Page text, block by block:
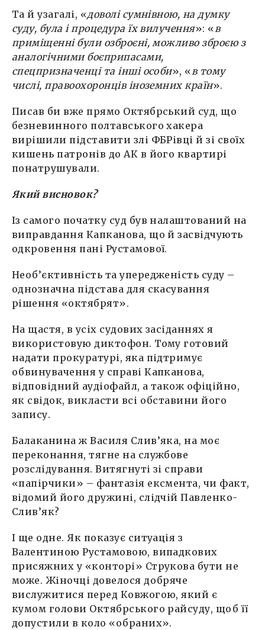
Та й узагалі, «доволі сумнівною, на думку
суду, була і процедура їх вилучення»: « в
приміщенні були озброєні, можливо зброєю з
аналогічними боєприпасами,
спецпризначенці та інші особи», « в тому
числі, правоохоронців іноземних країн».
Писав би вже прямо Октябрський суд, що
безневинного полтавського хакера
вирішили підставити злі ФБРівці й зі своїх
кишень патронів до АК в його квартирі
понатрушували.
Який висновок?
Із самого початку суд був налаштований на
виправдання Капканова, що й засвідчують
одкровення пані Рустамової.
Необ’єктивність та упередженість суду –
однозначна підстава для скасування
рішення «октябрят».
На щастя, в усіх судових засіданнях я
використовую диктофон. Тому готовий
надати прокуратурі, яка підтримує
обвинувачення у справі Капканова,
відповідний аудіофайл, а також офіційно,
як свідок, викласти всі обставини його
запису.
Балаканина ж Василя Слив’яка, на моє
переконання, тягне на службове
розслідування. Витягнуті зі справи
«папірчики» – фантазія ексмента, чи факт,
відомий його дружині, слідчій Павленко-
Слив’як?
І ще одне. Як показує ситуація з
Валентиною Рустамовою, випадкових
присяжних у «конторі» Струкова бути не
може. Жіночці довелося добряче
вислужитися перед Ковжогою, який є
кумом голови Октябрського райсуду, щоб її
допустили в коло «обраних».